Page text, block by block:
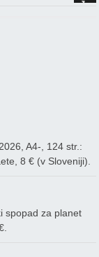
A4-, 124 str.:
8 € (v Sloveniji).
spopad za planet